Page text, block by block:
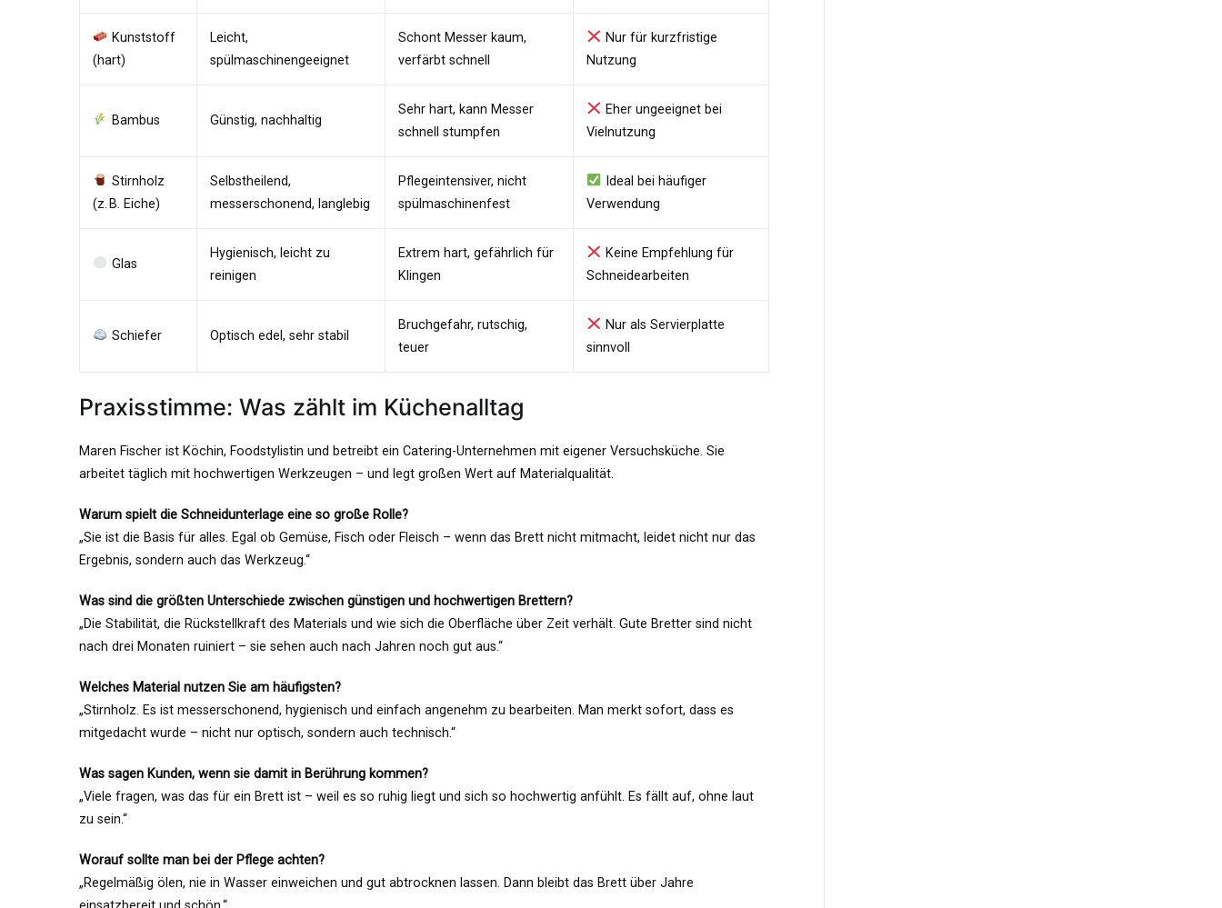
Kunststoff
(hart)
Leicht,
spülmaschinengeeignet
Schont Messer kaum,
verfärbt schnell
Nur für kurzfristige
Nutzung
Bambus Günstig, nachhaltig
Sehr hart, kann Messer
schnell stumpfen
Eher ungeeignet bei
Vielnutzung
Stirnholz
(z. B. Eiche)
Selbstheilend,
messerschonend, langlebig
Pflegeintensiver, nicht
spülmaschinenfest
Ideal bei häufiger
Verwendung
Glas
Hygienisch, leicht zu
reinigen
Extrem hart, gefährlich für
Klingen
Keine Empfehlung für
Schneidearbeiten
Schiefer Optisch edel, sehr stabil
Bruchgefahr, rutschig,
teuer
Nur als Servierplatte
sinnvoll
Praxisstimme: Was zählt im Küchenalltag
Maren Fischer ist Köchin, Foodstylistin und betreibt ein Catering-Unternehmen mit eigener Versuchsküche. Sie
arbeitet täglich mit hochwertigen Werkzeugen – und legt großen Wert auf Materialqualität.
Warum spielt die Schneidunterlage eine so große Rolle?
„Sie ist die Basis für alles. Egal ob Gemüse, Fisch oder Fleisch – wenn das Brett nicht mitmacht, leidet nicht nur das
Ergebnis, sondern auch das Werkzeug.“
Was sind die größten Unterschiede zwischen günstigen und hochwertigen Brettern?
„Die Stabilität, die Rückstellkraft des Materials und wie sich die Oberfläche über Zeit verhält. Gute Bretter sind nicht
nach drei Monaten ruiniert – sie sehen auch nach Jahren noch gut aus.“
Welches Material nutzen Sie am häufigsten?
„Stirnholz. Es ist messerschonend, hygienisch und einfach angenehm zu bearbeiten. Man merkt sofort, dass es
mitgedacht wurde – nicht nur optisch, sondern auch technisch.“
Was sagen Kunden, wenn sie damit in Berührung kommen?
„Viele fragen, was das für ein Brett ist – weil es so ruhig liegt und sich so hochwertig anfühlt. Es fällt auf, ohne laut
zu sein.“
Worauf sollte man bei der Pflege achten?
„Regelmäßig ölen, nie in Wasser einweichen und gut abtrocknen lassen. Dann bleibt das Brett über Jahre